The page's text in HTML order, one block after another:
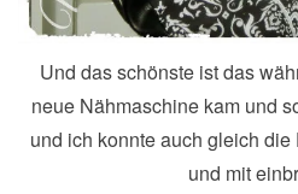
Und das schönste ist das
neue Nähmaschine kam und
und ich konnte auch gleich
und mit